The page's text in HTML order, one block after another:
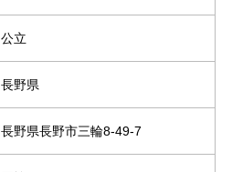
公立
長野県
長野県長野市三輪8-49-7